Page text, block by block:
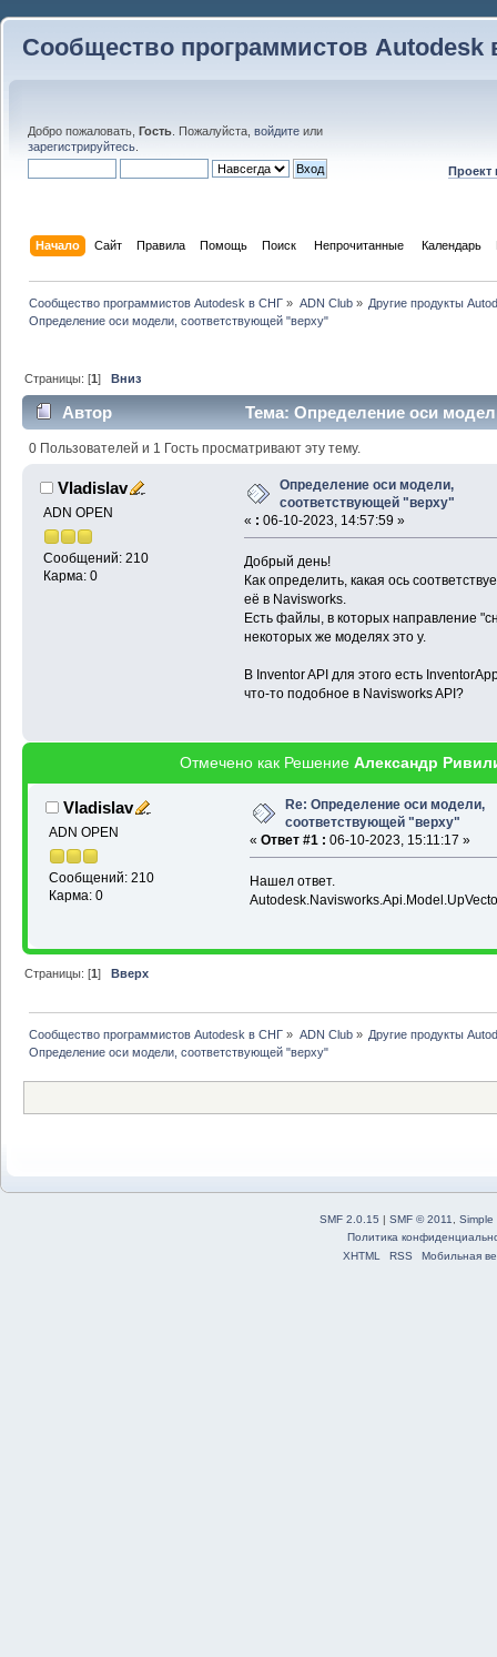
Сообщество программистов Autodesk
Добро пожаловать, Гость . Пожалуйста, войдите или
зарегистрируйтесь
Проект
Начало Сайт Правила Помощь Поиск Непрочитанные Календарь
Сообщество программистов Autodesk в СНГ » ADN Club» Другие продукты
Определение оси модели, соответствующей "верху"
Страницы: [1]Вниз
Автор
Тема: Определение оси
(Прочитано 48541 раз)
0 Пользователей и 1 Гость просматривают эту тему.
Vladislav
ADN OPEN
Сообщений: 210
Карма: 0
Определение оси модели,
соответствующей "верху"
« : 06-10-2023, 14:57:59 »
Добрый день!
Как определить, какая ось
её в Navisworks.
Есть файлы, в которых направление
некоторых же моделях это y.
В Inventor API для этого есть
что-то подобное в Navisworks API?
Отмечено как Решение Александр
Vladislav
ADN OPEN
Сообщений: 210
Карма: 0
Re: Определение оси модели,
соответствующей "верху"
« Ответ #1 : 06-10-2023, 15:11:17 »
Нашел ответ.
Страницы: [1]Вверх
Сообщество программистов Autodesk в СНГ » ADN Club» Другие продукты
Определение оси модели, соответствующей "верху"
SMF 2.0.15 | SMF © 2011
Simple
Политика
XHTML
RSS Мобильная